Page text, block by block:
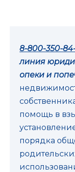
8-800-350-
линия
опеки и
помощь в
порядка